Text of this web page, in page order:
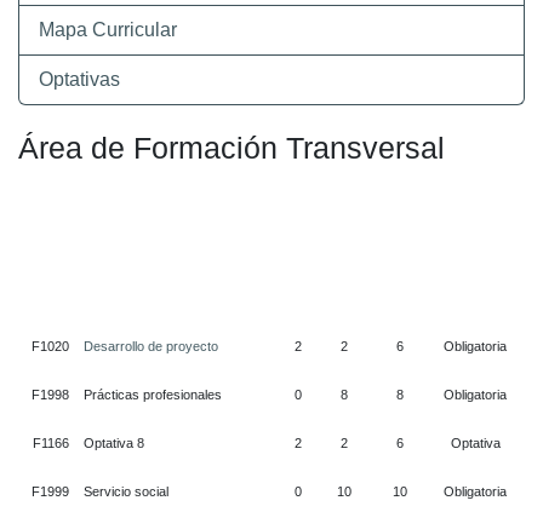
Mapa Curricular
Optativas
Área de Formación Transversal
F1020 Desarrollo de proyecto 2 2 6 Obligatoria
F1998 Prácticas profesionales 0 8 8 Obligatoria
F1166 Optativa 8 2 2 6 Optativa
F1999 Servicio social 0 10 10 Obligatoria